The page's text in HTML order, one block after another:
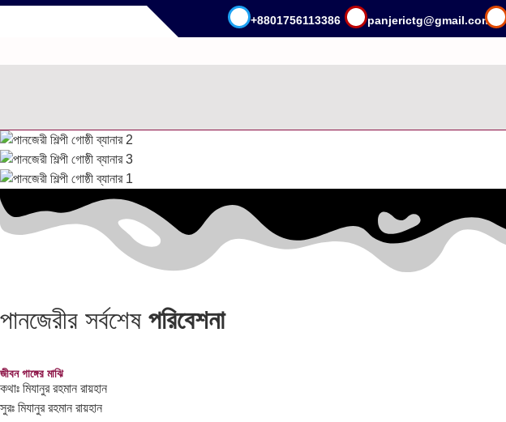
+8801756113386 panjerictg@gmail.com
পানজেরীর সর্বশেষ পরিবেশনা
জীবন গাঙ্গের মাঝি
কথাঃ মিযানুর রহমান রায়হান
সুরঃ মিযানুর রহমান রায়হান